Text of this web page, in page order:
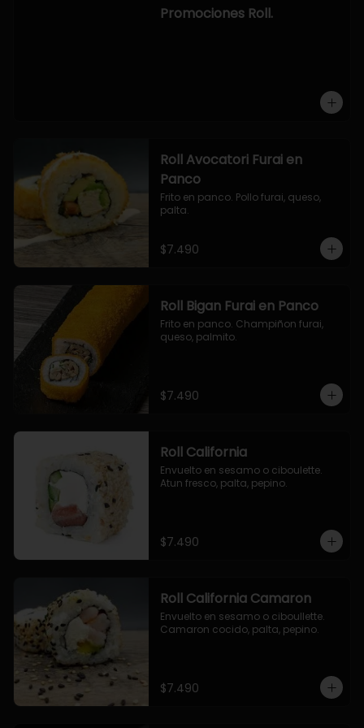
OPCION2:
- salmon, queso, palta, envuelto en
Promociones Roll.
Roll Avocatori Furai en
Panco
Frito en panco. Pollo furai, queso,
palta.
$7.490
Roll Bigan Furai en Panco
Frito en panco. Champiñon furai,
queso, palmito.
$7.490
Roll California
Envuelto en sesamo o ciboulette.
Atun fresco, palta, pepino.
$7.490
Roll California Camaron
Envuelto en sesamo o ciboullette.
Camaron cocido, palta, pepino.
$7.490